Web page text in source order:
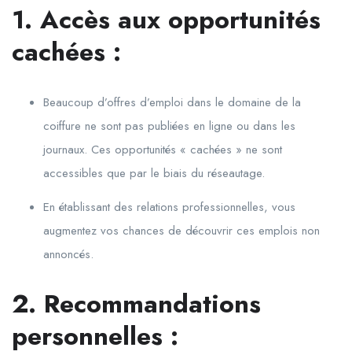
1. Accès aux opportunités
cachées :
Beaucoup d’offres d’emploi dans le domaine de la
coiffure ne sont pas publiées en ligne ou dans les
journaux. Ces opportunités « cachées » ne sont
accessibles que par le biais du réseautage.
En établissant des relations professionnelles, vous
augmentez vos chances de découvrir ces emplois non
annoncés.
2. Recommandations
personnelles :